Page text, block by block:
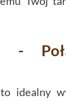
-
to idealny